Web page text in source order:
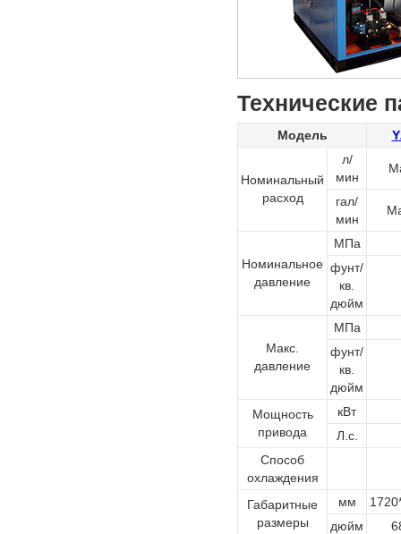
Технические
Модель
Номинальный
расход
л/
мин
гал/
мин
Номинальное
давление
МПа
фунт/
кв.
дюйм
Макс.
давление
МПа
фунт/
кв.
дюйм
Мощность
привода
кВт
Л.с.
Способ
охлаждения
Габаритные
размеры
мм
дюйм